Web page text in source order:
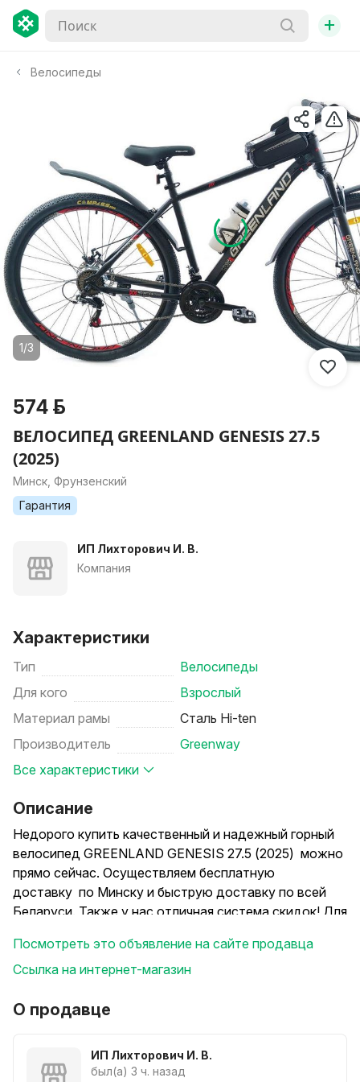
+
Велосипеды
1/3
574 р.
ВЕЛОСИПЕД GREENLAND GENESIS 27.5
(2025)
Минск, Фрунзенский
Гарантия
ИП Лихторович И. В.
Компания
Характеристики
Тип
Велосипеды
Для кого
Взрослый
Материал рамы
Сталь Hi-ten
Производитель
Greenway
Все характеристики
Описание
Недорого купить качественный и надежный горный
велосипед GREENLAND GENESIS 27.5 (2025) можно
прямо сейчас. Осуществляем бесплатную
доставку по Минску и быструю доставку по всей
Беларуси. Также у нас отличная система скидок! Для
сети предусмотрены дополнительные бонусы.
Производитель Greenland
Класс велосипеда Горный
Unisex Да
Посмотреть это объявление на сайте продавца
Ссылка на интернет-магазин
О продавце
ИП Лихторович И. В.
был(а) 3 ч. назад